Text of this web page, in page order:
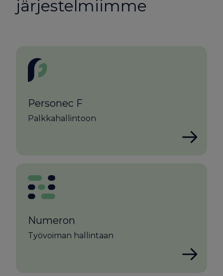
järjestelmiimme
Personec F
Palkkahallintoon
Numeron
Työvoiman hallintaan